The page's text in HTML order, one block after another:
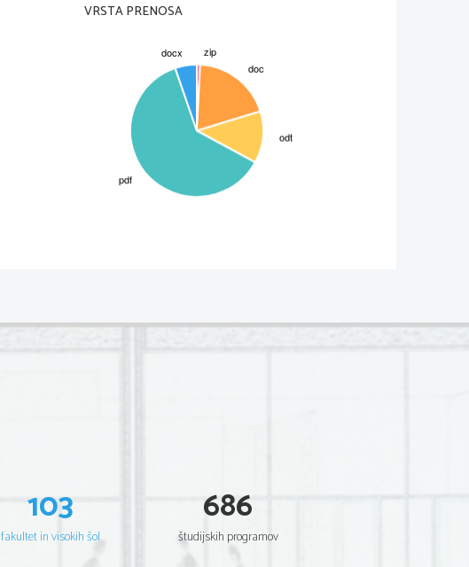
VRSTA PRENOSA
103
fakultet in visokih šol
686
študijskih programov